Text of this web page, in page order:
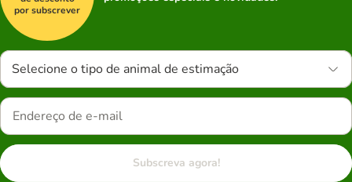
por subscrever
Selecione o tipo de animal de estimação
Subscreva agora!